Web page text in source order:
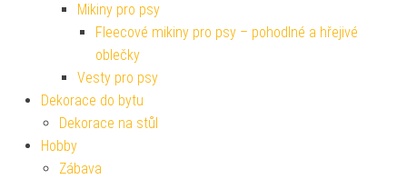
Mikiny pro psy
Fleecové mikiny pro psy – pohodlné a hřejivé
oblečky
Vesty pro psy
Dekorace do bytu
Dekorace na stůl
Hobby
Zábava